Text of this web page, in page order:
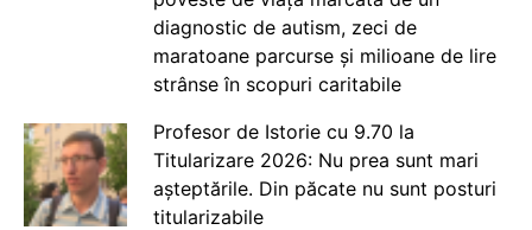
diagnostic de autism, zeci de
maratoane parcurse și milioane de lire
strânse în scopuri caritabile
Profesor de Istorie cu 9.70 la
Titularizare 2026: Nu prea sunt mari
așteptările. Din păcate nu sunt posturi
titularizabile